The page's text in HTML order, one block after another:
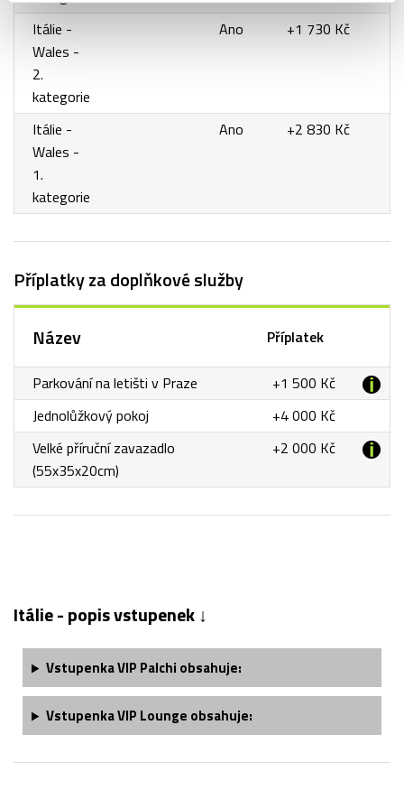
Itálie -
Wales -
2.
kategorie
Ano +1 730 Kč
Itálie -
Wales -
1.
kategorie
Ano +2 830 Kč
Příplatky za doplňkové služby
Název Příplatek
Parkování na letišti v Praze
+1 500 Kč
Jednolůžkový pokoj
+4 000 Kč
Velké příruční zavazadlo
(55x35x20cm)
+2 000 Kč
Itálie - popis vstupenek ↓
VstupenkaVIP Palchi obsahuje:
VstupenkaVIP Lounge obsahuje: